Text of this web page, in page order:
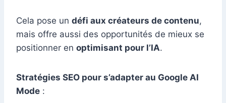
Cela pose un défi aux créateurs de contenu,
mais offre aussi des opportunités de mieux se
positionner en optimisant pour l’IA.
Stratégies SEO pour s’adapter au Google AI
Mode :